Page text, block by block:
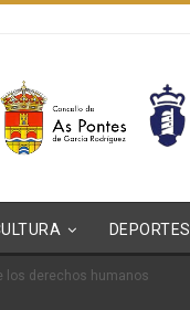
DEPORTES
los derechos humanos